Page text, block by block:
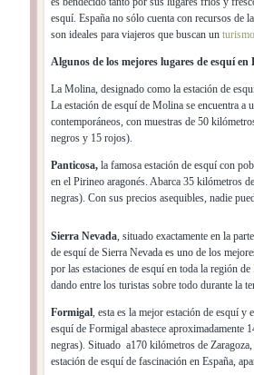
esquí. España no sólo cuenta con recursos de
son ideales para viajeros que buscan un
Algunos de los mejores lugares de esquí en
La Molina, designado como la estación de
La estación de esquí de Molina se encuentra
contemporáneos, con muestras de 50
negros y 15 rojos).
Panticosa, la famosa estación de esquí con
en el Pirineo aragonés. Abarca 35 kilómetros
negras). Con sus precios asequibles, nadie
Sierra Nevada, situado exactamente en la
de esquí de Sierra Nevada es uno de los
por las estaciones de esquí en toda la región de
dando entre los turistas sobre todo durante la
Formigal, esta es la mejor estación de esquí y
esquí de Formigal abastece aproximadamente
negras). Situado a170 kilómetros de
estación de esquí de fascinación en España,